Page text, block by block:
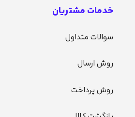
خدمات مشتریان
سوالات متداول
روش ارسال
روش پرداخت